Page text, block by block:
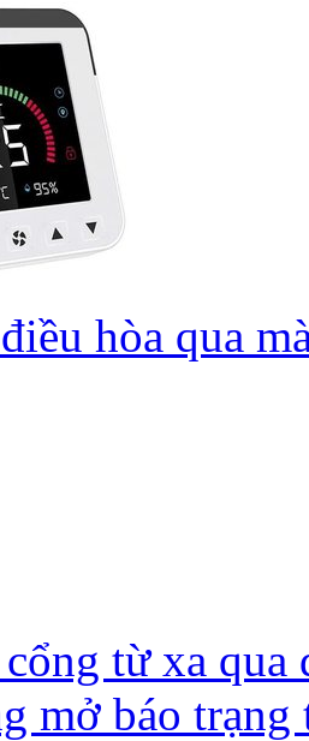
hòa qua
từ xa qua
mở báo trạng